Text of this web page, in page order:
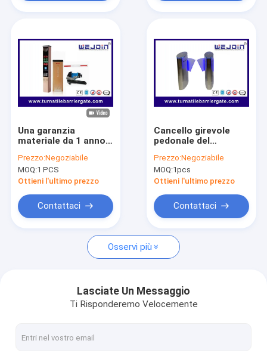
Prodotti
Video
Su di noi
Notizie
Casi
Parcheggio Porta Barriera
BARRIERA MOBILE AUTOMATICA
Una garanzia
materiale da 1 anno
inossidabile del
portone 304 della
barriera dell'asta di
Prezzo:Negoziabile
MOQ:1 PCS
Ottieni l'ultimo prezzo
Contattaci
Cancello girevole
pedonale del
del portone della
barriera della falda
per l'acciaio
sottopassaggio 304
Prezzo:Negoziabile
MOQ:1pcs
Ottieni l'ultimo prezzo
Contattaci
Osservi più
Lasciate Un Messaggio
Ti Risponderemo Velocemente